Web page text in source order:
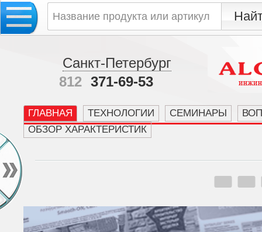
Санкт-Петербург
812 371-69-53
ГЛАВНАЯ ТЕХНОЛОГИИ СЕМИНАРЫ
ОБЗОР ХАРАКТЕРИСТИК